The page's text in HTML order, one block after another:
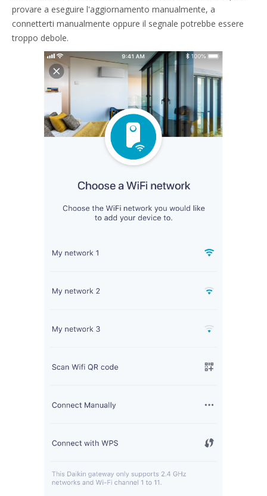
provare a eseguire l'aggiornamento manualmente, a
connetterti manualmente oppure il segnale potrebbe essere
troppo debole.